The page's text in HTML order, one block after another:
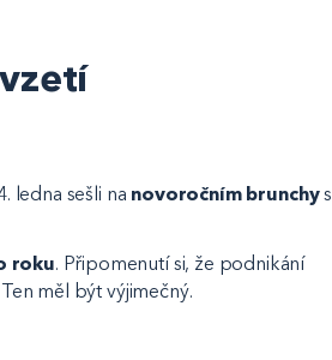
ledna sešli na novoročním brunchys
roku. Připomenutí si, že podnikání
měl být výjimečný.